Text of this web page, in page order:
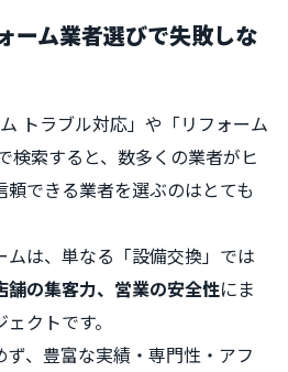
ーム業者選びで失敗しな
トラブル対応」や「リフォーム
検索すると、数多くの業者がヒ
頼できる業者を選ぶのはとても
は、単なる「設備交換」では
舗の集客力、営業の安全性にま
クトです。
、豊富な実績・専門性・アフ